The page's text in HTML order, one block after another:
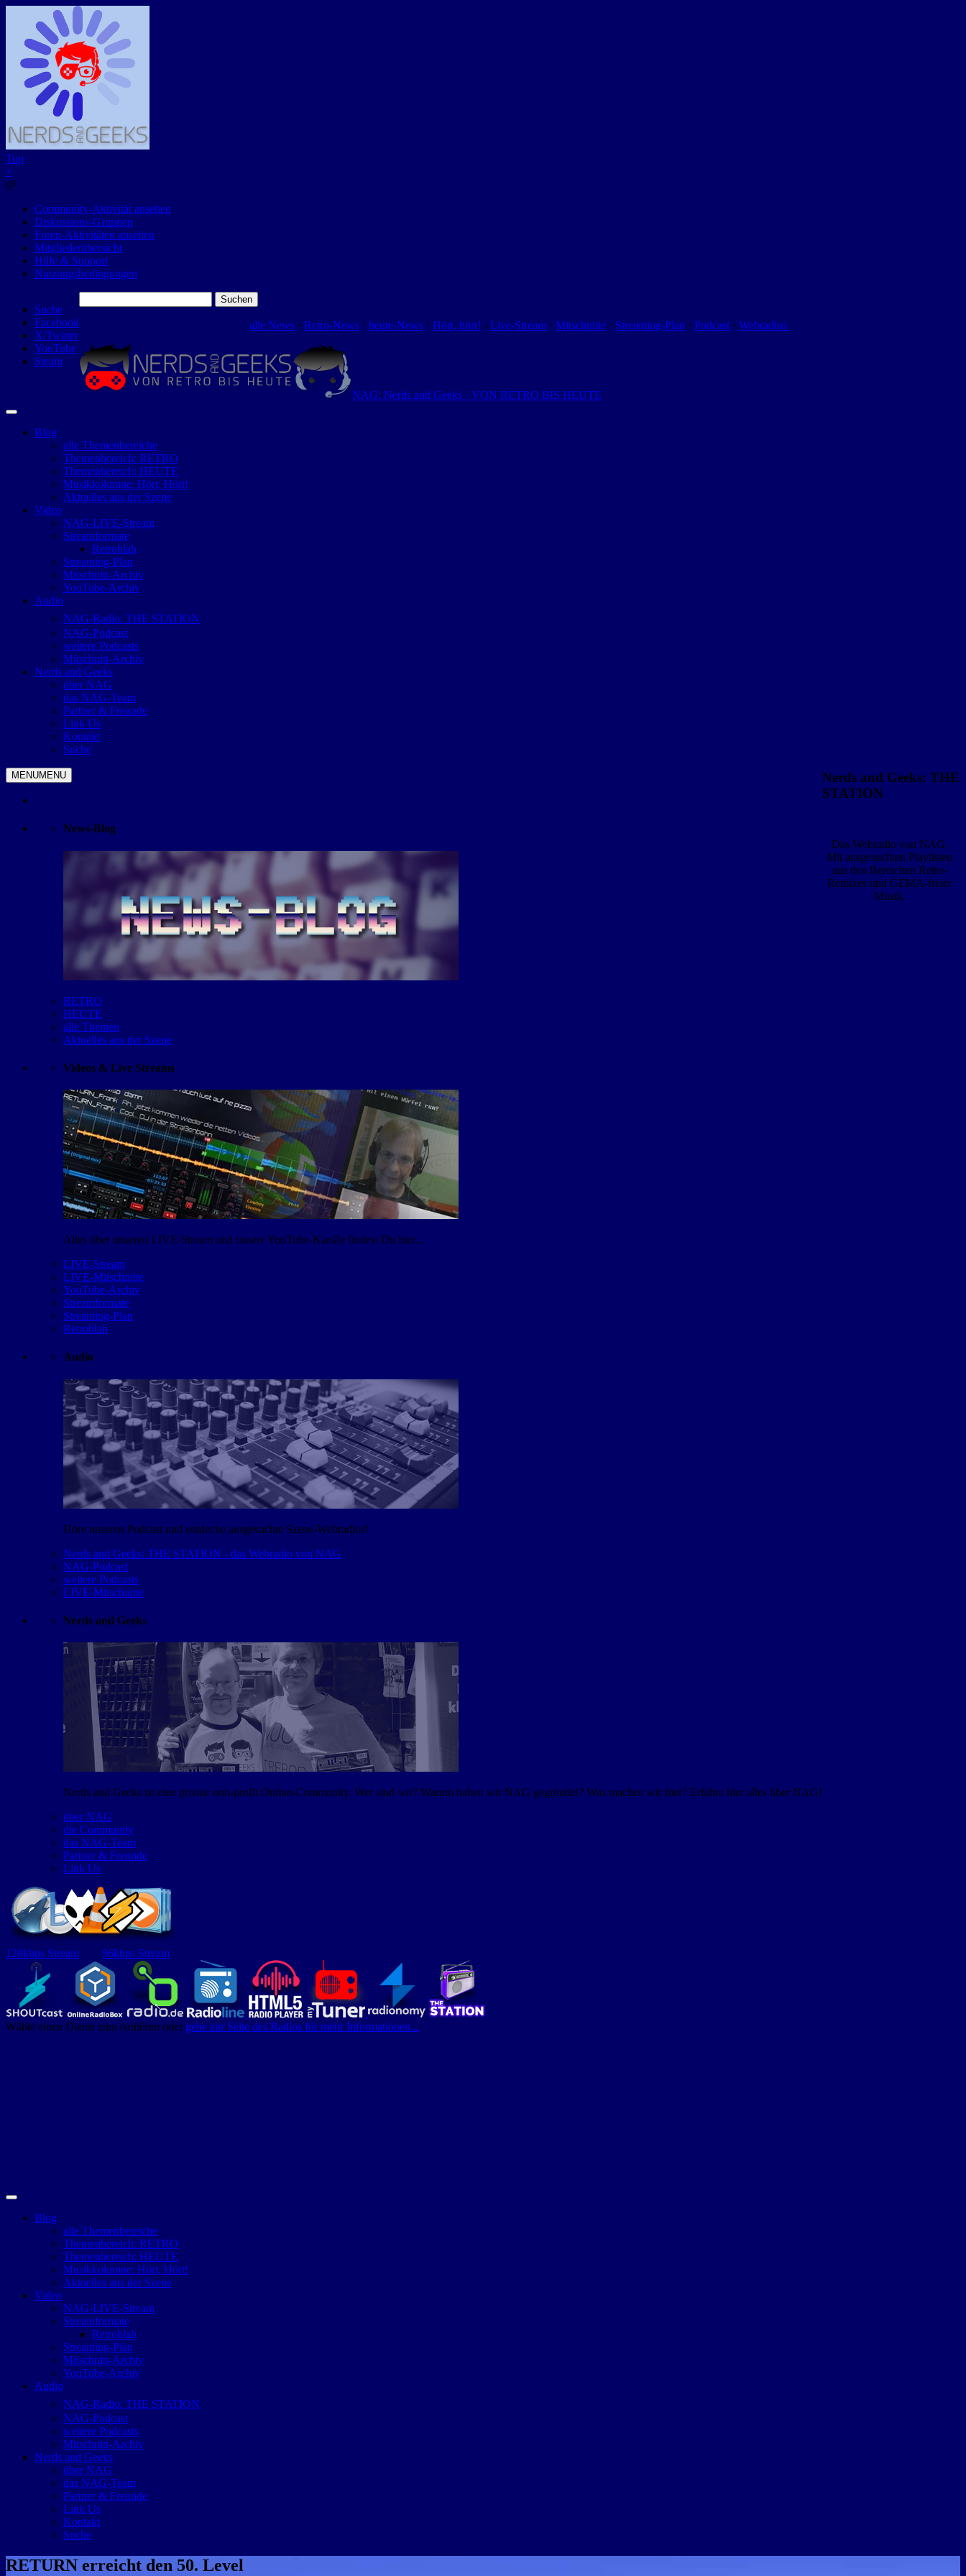
Top
×
@
Community-Aktivität ansehen
Diskussions-Gruppen
Foren-Aktivitäten ansehen
Mitgliederübersicht
Hilfe & Support
Nutzungsbedingungen
Suche
Facebook
X/Twitter
YouTube
Steam
nach:
alle News ⋅ Retro-News ⋅ heute-News ⋅ Hört, hört! - Live-Stream ⋅ Mitschnitte ⋅ Streaming-Plan ⋅ Podcast ⋅ Webradios
NAG: Nerds and Geeks · VON RETRO BIS HEUTE
Blog
alle Themenbereiche
Themenbereich: RETRO
Themenbereich: HEUTE
Musikkolumne: Hört, Hört!
Aktuelles aus der Szene
Video
NAG-LIVE-Stream
Streamformate
Retroblah
Streaming-Plan
Mitschnitt-Archiv
YouTube-Archiv
Audio
NAG-Radio: THE STATION
NAG-Podcast
weitere Podcasts
Mitschnitt-Archiv
Nerds and Geeks
über NAG
das NAG-Team
Partner & Freunde
Link Us
Kontakt
Suche
MENUMENU
News-Blog
RETRO
HEUTE
alle Themen
Aktuelles aus der Szene
Videos & Live Streams
Alles über unseren LIVE-Stream und unsere YouTube-Kanäle findest Du hier...
LIVE-Stream
LIVE-Mitschnitte
YouTube-Archiv
Streamformate
Streaming-Plan
Retroblah
Audio
Höre unseren Podcast und entdecke ausgesuchte Szene-Webradios!
Nerds and Geeks: THE STATION - das Webradio von NAG
NAG-Podcast
weitere Podcasts
LIVE-Mitschnitte
Nerds and Geeks
Nerds and Geeks ist eine private non-profit Online-Community. Wer sind wir? Warum haben wir NAG gegründet? Was machen wir hier? Erfahre hier alles über NAG!
über NAG
die Community
das NAG-Team
Partner & Freunde
Link Us
Nerds and Geeks: THE
STATION
Das Webradio von NAG.
Mit ausgesuchten Playlisten
aus den Bereichen Retro-
Remixes und GEMA-freier
Musik.
128kbps Stream 96kbps Stream
Wähle einen Dienst zum Anhören oder gehe zur Seite des Radios für mehr Informationen...
Blog
alle Themenbereiche
Themenbereich: RETRO
Themenbereich: HEUTE
Musikkolumne: Hört, Hört!
Aktuelles aus der Szene
Video
NAG-LIVE-Stream
Streamformate
Retroblah
Streaming-Plan
Mitschnitt-Archiv
YouTube-Archiv
Audio
NAG-Radio: THE STATION
NAG-Podcast
weitere Podcasts
Mitschnitt-Archiv
Nerds and Geeks
über NAG
das NAG-Team
Partner & Freunde
Link Us
Kontakt
Suche
RETURN erreicht den 50. Level